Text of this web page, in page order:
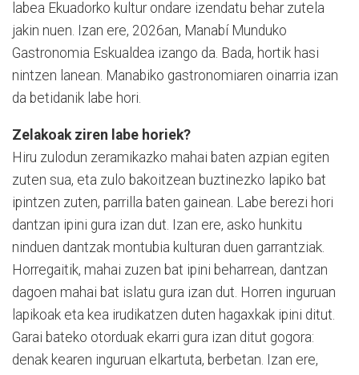
labea Ekuadorko kultur ondare izendatu behar zutela
jakin nuen. Izan ere, 2026an, Manabí Munduko
Gastronomia Eskualdea izango da. Bada, hortik hasi
nintzen lanean. Manabiko gastronomiaren oinarria izan
da betidanik labe hori.
Zelakoak ziren labe horiek?
Hiru zulodun zeramikazko mahai baten azpian egiten
zuten sua, eta zulo bakoitzean buztinezko lapiko bat
ipintzen zuten, parrilla baten gainean. Labe berezi hori
dantzan ipini gura izan dut. Izan ere, asko hunkitu
ninduen dantzak montubia kulturan duen garrantziak.
Horregaitik, mahai zuzen bat ipini beharrean, dantzan
dagoen mahai bat islatu gura izan dut. Horren inguruan
lapikoak eta kea irudikatzen duten hagaxkak ipini ditut.
Garai bateko otorduak ekarri gura izan ditut gogora:
denak kearen inguruan elkartuta, berbetan. Izan ere,